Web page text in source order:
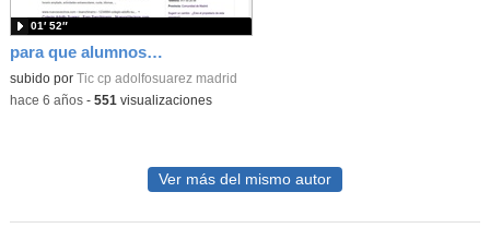
para que alumnos suban su tarea
subido por Tic cp adolfosuarez madrid
01′ 52″
-hace 6 años- 551 visualizaciones
Ver más del mismo autor